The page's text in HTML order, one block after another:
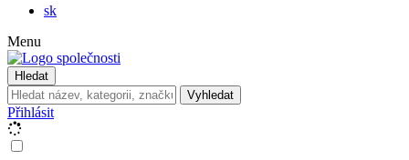
sk
Menu
Hledat
Vyhledat
Přihlásit